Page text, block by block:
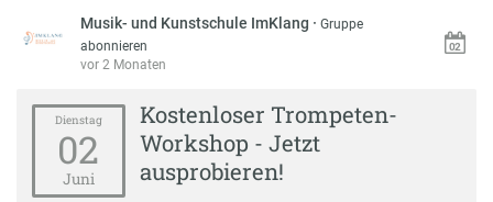
Musik- und Kunstschule ImKlang ·Gruppe
abonnieren
vor 2 Monaten
Dienstag
02
Juni
Kostenloser Trompeten-
Workshop - Jetzt
ausprobieren!